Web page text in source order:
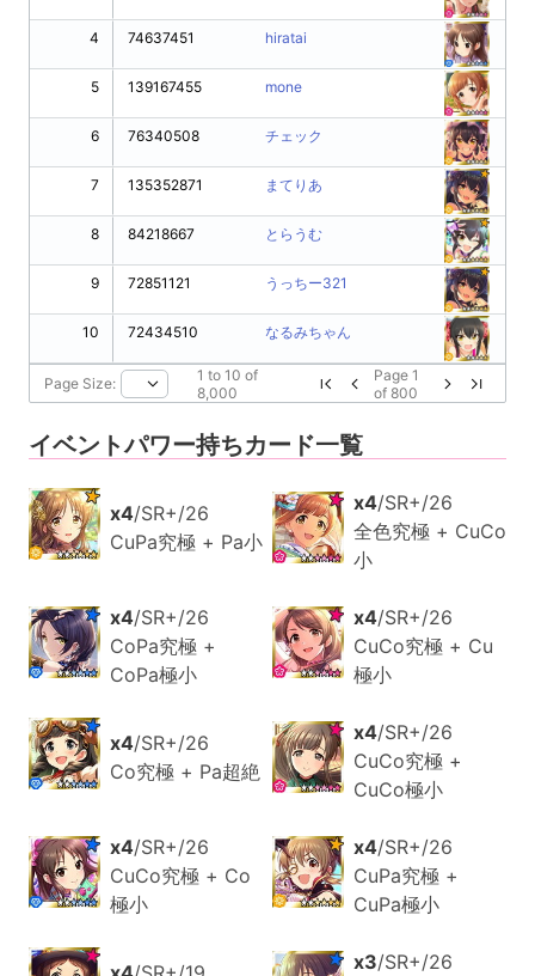
4
5
6
7
8
9
10
74637451 hiratai
139167455 mone
76340508 チェック
135352871 まてりあ
84218667 とらうむ
72851121 うっちー321
72434510 なるみちゃん
Page Size: 1 to 10 of
8,000
Page 1
of 800
イベントパワー持ちカード一覧
x4/SR+/26
CuPa究極 + Pa小
x4/SR+/26
全色究極 + CuCo
小
x4/SR+/26
CoPa究極 +
CoPa極小
x4/SR+/26
CuCo究極 + Cu
極小
x4/SR+/26
Co究極 + Pa超絶
x4/SR+/26
CuCo究極 +
CuCo極小
x4/SR+/26
CuCo究極 + Co
極小
x4/SR+/26
CuPa究極 +
CuPa極小
x3/SR+/26